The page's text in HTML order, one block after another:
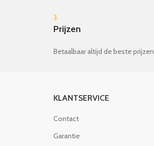
3.
Prijzen
Betaalbaar altijd de beste prijzen
KLANTSERVICE
Contact
Garantie